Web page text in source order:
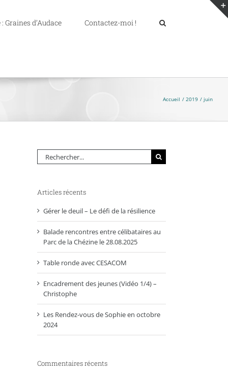
Graines d’Audace Contactez-moi !
Accueil 2019 juin
Rechercher:
Articles récents
Gérer le deuil – Le défi de la résilience
Balade rencontres entre célibataires au
Parc de la Chézine le 28.08.2025
Table ronde avec CESACOM
Encadrement des jeunes (Vidéo 1/4) –
Christophe
Les Rendez-vous de Sophie en octobre
2024
Commentaires récents